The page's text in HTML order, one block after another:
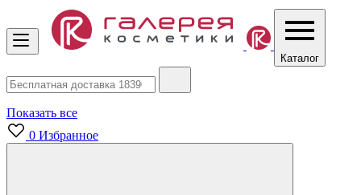
Каталог
Показать все
0 Избранное